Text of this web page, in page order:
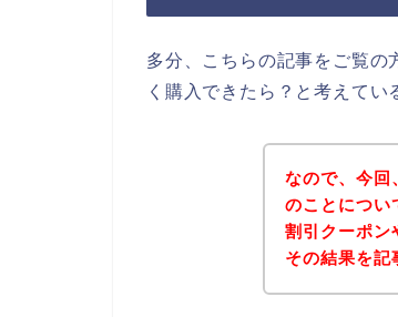
多分、こちらの記事をご覧の
く購入できたら？と考えてい
なので、今回
のことについ
割引クーポン
その結果を記